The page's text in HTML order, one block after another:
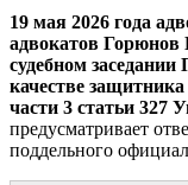
19 мая 2026 года
адвокатов Горюнов
судебном заседании
качестве
части 3 статьи 327
предусматривает
поддельного